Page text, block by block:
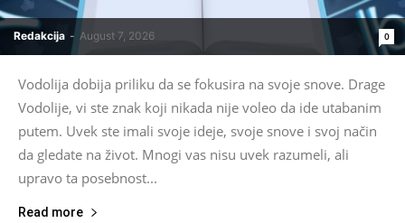
Redakcija - August 7, 2026 0
Vodolija dobija priliku da se fokusira na svoje snove. Drage
Vodolije, vi ste znak koji nikada nije voleo da ide utabanim
putem. Uvek ste imali svoje ideje, svoje snove i svoj način
da gledate na život. Mnogi vas nisu uvek razumeli, ali
upravo ta posebnost...
Read more